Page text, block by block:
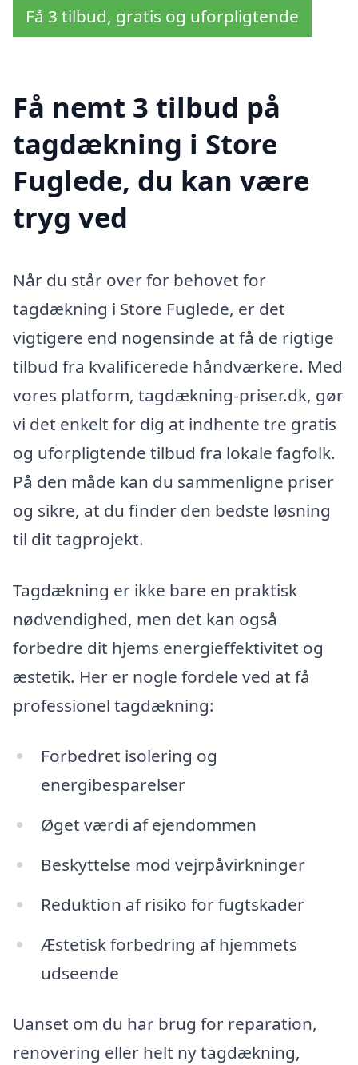
Få 3 tilbud, gratis og uforpligtende
Få nemt 3 tilbud på
tagdækning i Store
Fuglede, du kan være
tryg ved
Når du står over for behovet for
tagdækning i Store Fuglede, er det
vigtigere end nogensinde at få de rigtige
tilbud fra kvalificerede håndværkere. Med
vores platform, tagdækning-priser.dk, gør
vi det enkelt for dig at indhente tre gratis
og uforpligtende tilbud fra lokale fagfolk.
På den måde kan du sammenligne priser
og sikre, at du finder den bedste løsning
til dit tagprojekt.
Tagdækning er ikke bare en praktisk
nødvendighed, men det kan også
forbedre dit hjems energieffektivitet og
æstetik. Her er nogle fordele ved at få
professionel tagdækning:
Forbedret isolering og
energibesparelser
Øget værdi af ejendommen
Beskyttelse mod vejrpåvirkninger
Reduktion af risiko for fugtskader
Æstetisk forbedring af hjemmets
udseende
Uanset om du har brug for reparation,
renovering eller helt ny tagdækning,